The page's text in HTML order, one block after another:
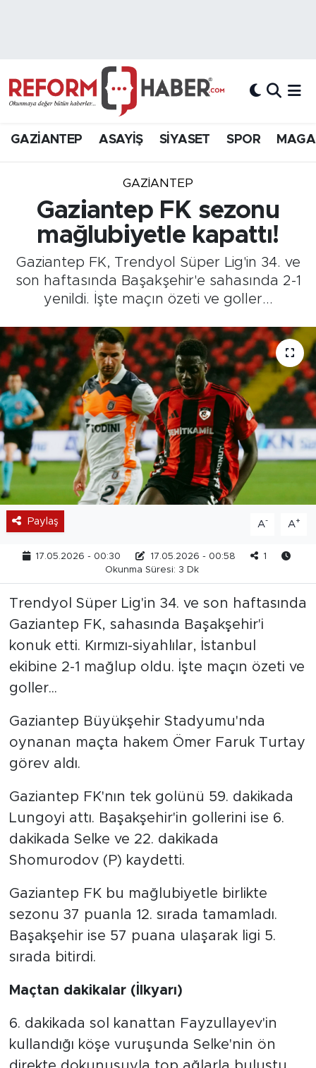
GAZİANTEP ASAYİŞ SİYASET SPOR
GAZIANTEP
Gaziantep FK sezonu
mağlubiyetle kapattı!
Gaziantep FK, Trendyol Süper Lig'in 34. ve
son haftasında Başakşehir'e sahasında 2-1
yenildi. İşte maçın özeti ve goller...
Paylaş A- A+
17.05.2026 - 00:30 17.05.2026 - 00:58
1
Okunma Süresi: 3 Dk
Trendyol Süper Lig'in 34. ve son haftasında
Gaziantep FK, sahasında Başakşehir'i
konuk etti. Kırmızı-siyahlılar, İstanbul
ekibine 2-1 mağlup oldu. İşte maçın özeti ve
goller...
Gaziantep Büyükşehir Stadyumu'nda
oynanan maçta hakem Ömer Faruk Turtay
görev aldı.
Gaziantep FK'nın tek golünü 59. dakikada
Lungoyi attı. Başakşehir'in gollerini ise 6.
dakikada Selke ve 22. dakikada
Shomurodov (P) kaydetti.
Gaziantep FK bu mağlubiyetle birlikte
sezonu 37 puanla 12. sırada tamamladı.
Başakşehir ise 57 puana ulaşarak ligi 5.
sırada bitirdi.
Maçtan dakikalar (İlkyarı)
6. dakikada sol kanattan Fayzullayev'in
kullandığı köşe vuruşunda Selke'nin ön
Hava Durumu
Süper Lig Puan Durumu ve Fikstür
Tüm Manşetler
Son Dakika Haberleri
Haber Arşivi